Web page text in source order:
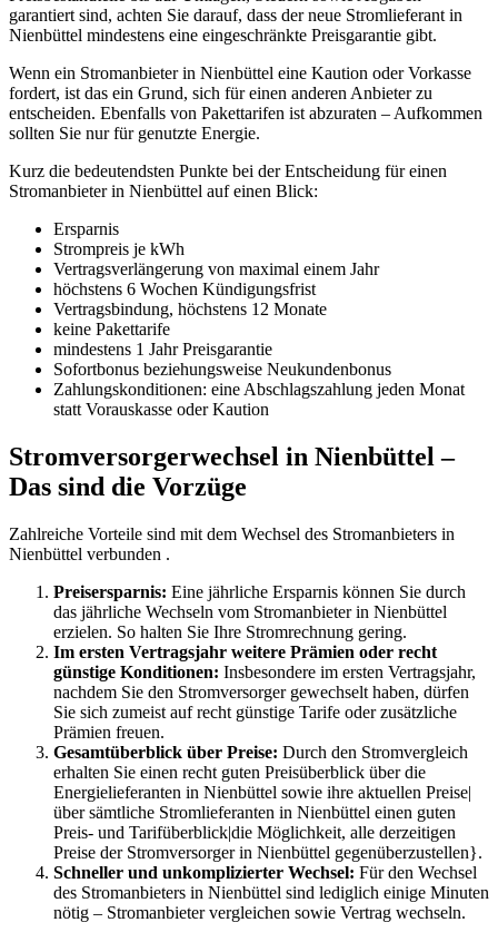
garantiert sind, achten Sie darauf, dass der neue Stromlieferant in
Nienbüttel mindestens eine eingeschränkte Preisgarantie gibt.
Wenn ein Stromanbieter in Nienbüttel eine Kaution oder Vorkasse
fordert, ist das ein Grund, sich für einen anderen Anbieter zu
entscheiden. Ebenfalls von Pakettarifen ist abzuraten – Aufkommen
sollten Sie nur für genutzte Energie.
Kurz die bedeutendsten Punkte bei der Entscheidung für einen
Stromanbieter in Nienbüttel auf einen Blick:
Ersparnis
Strompreis je kWh
Vertragsverlängerung von maximal einem Jahr
höchstens 6 Wochen Kündigungsfrist
Vertragsbindung, höchstens 12 Monate
keine Pakettarife
mindestens 1 Jahr Preisgarantie
Sofortbonus beziehungsweise Neukundenbonus
Zahlungskonditionen: eine Abschlagszahlung jeden Monat
statt Vorauskasse oder Kaution
Stromversorgerwechsel in Nienbüttel –
Das sind die Vorzüge
Zahlreiche Vorteile sind mit dem Wechsel des Stromanbieters in
Nienbüttel verbunden .
Preisersparnis: Eine jährliche Ersparnis können Sie durch
das jährliche Wechseln vom Stromanbieter in Nienbüttel
erzielen. So halten Sie Ihre Stromrechnung gering.
Im ersten Vertragsjahr weitere Prämien oder recht
günstige Konditionen: Insbesondere im ersten Vertragsjahr,
nachdem Sie den Stromversorger gewechselt haben, dürfen
Sie sich zumeist auf recht günstige Tarife oder zusätzliche
Prämien freuen.
Gesamtüberblick über Preise: Durch den Stromvergleich
erhalten Sie einen recht guten Preisüberblick über die
Energielieferanten in Nienbüttel sowie ihre aktuellen Preise|
über sämtliche Stromlieferanten in Nienbüttel einen guten
Preis- und Tarifüberblick|die Möglichkeit, alle derzeitigen
Preise der Stromversorger in Nienbüttel gegenüberzustellen}.
Schneller und unkomplizierter Wechsel: Für den Wechsel
des Stromanbieters in Nienbüttel sind lediglich einige Minuten
nötig – Stromanbieter vergleichen sowie Vertrag wechseln.